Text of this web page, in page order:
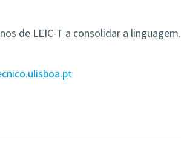
de LEIC-T a consolidar a linguagem.